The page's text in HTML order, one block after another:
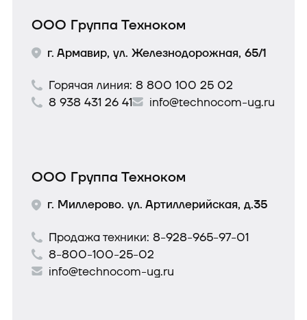
ООО Группа Техноком
г. Армавир, ул. Железнодорожная, 65/1
Горячая линия: 8 800 100 25 02
8 938 431 26 41
info@technocom-ug.ru
ООО Группа Техноком
г. Миллерово. ул. Артиллерийская, д.35
Продажа техники: 8-928-965-97-01
8-800-100-25-02
info@technocom-ug.ru